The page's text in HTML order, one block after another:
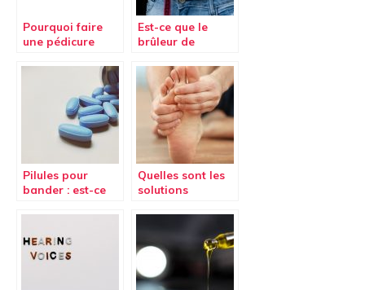
Pourquoi faire
une pédicure
podologue
régulièrement ?
Est-ce que le
brûleur de
est efficace pour
maigrir ?
Pilules pour
bander : est-ce
améliorer son
érection ?
Quelles sont les
solutions
réduire la
pieds ?